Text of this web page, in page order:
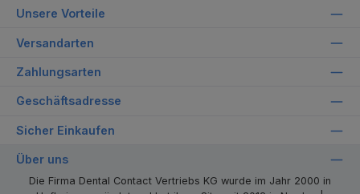
Unsere Vorteile
Versandarten
Zahlungsarten
Geschäftsadresse
Sicher Einkaufen
Über uns
Die Firma Dental Contact Vertriebs KG wurde im Jahr 2000 in